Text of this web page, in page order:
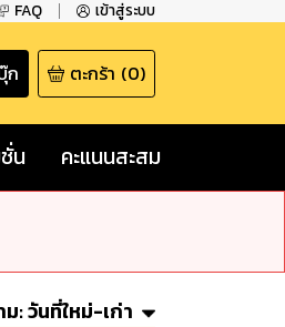
FAQ เข้าสู่ระบบ
ก ตะกร้า (0)
น คะแนนสะสม
ม:วันที่ใหม่-เก่า